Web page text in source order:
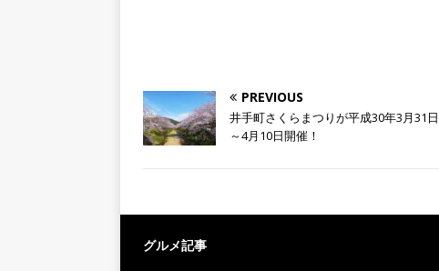
PREVIOUS
井手町さくらまつりが平成30年3月31日
～4月10日開催！
グルメ記事